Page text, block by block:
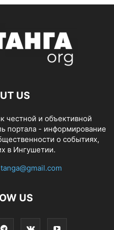
US
честной и объективной
портала - информирование
о событиях,
в Ингушетии.
US